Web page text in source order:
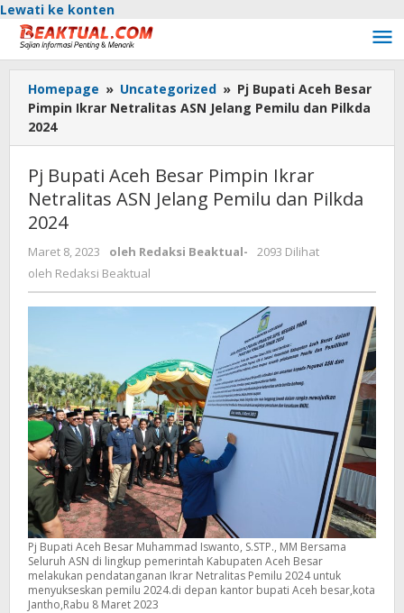
Lewati ke konten
Homepage » Uncategorized » Pj Bupati Aceh Besar
Pimpin Ikrar Netralitas ASN Jelang Pemilu dan Pilkda
2024
Pj Bupati Aceh Besar Pimpin Ikrar
Netralitas ASN Jelang Pemilu dan Pilkda
2024
Maret 8, 2023 oleh Redaksi Beaktual-
2093 Dilihat
oleh Redaksi Beaktual
Pj Bupati Aceh Besar Muhammad Iswanto, S.STP., MM Bersama
Seluruh ASN di lingkup pemerintah Kabupaten Aceh Besar
melakukan pendatanganan Ikrar Netralitas Pemilu 2024 untuk
menyukseskan pemilu 2024.di depan kantor bupati Aceh besar,kota
Jantho,Rabu 8 Maret 2023